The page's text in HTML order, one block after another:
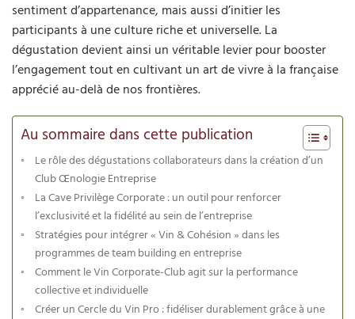
sentiment d’appartenance, mais aussi d’initier les
participants à une culture riche et universelle. La
dégustation devient ainsi un véritable levier pour booster
l’engagement tout en cultivant un art de vivre à la française
apprécié au-delà de nos frontières.
Au sommaire dans cette publication
Le rôle des dégustations collaborateurs dans la création d’un
Club Œnologie Entreprise
La Cave Privilège Corporate : un outil pour renforcer
l’exclusivité et la fidélité au sein de l’entreprise
Stratégies pour intégrer « Vin & Cohésion » dans les
programmes de team building en entreprise
Comment le Vin Corporate-Club agit sur la performance
collective et individuelle
Créer un Cercle du Vin Pro : fidéliser durablement grâce à une